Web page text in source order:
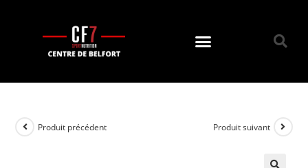
Produit précédent Produit suivant